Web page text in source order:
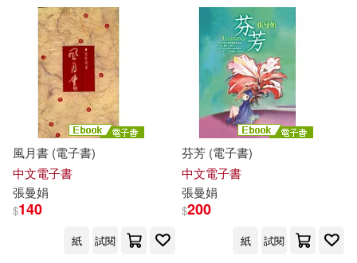
余光中(1)
劉克襄(1)
姜旭(1) 廖玉蕙(1)
張曼娟等(1)
張曼娟（主編）(1)
中國廣播(3) 孜孜線上聽(3)
水滴文化(3)
新傳媒股份有限公司(2)
遠流(2)
人民文學出版社(1)
元尊文化(1)
可海外宅配(186)
可港澳店取(184)
可新加坡店取(181)
可菲律賓店取(185)
(可複選)
風月書 (電子書)
中文電子書
張曼娟
$140
紙 試閱
芬芳 (電子書)
中文電子書
張曼娟
$200
紙 試閱